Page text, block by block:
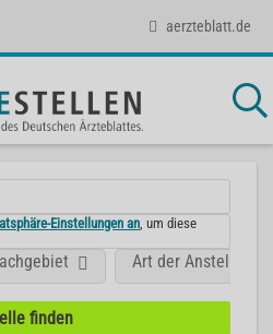
aerzteblatt.de
Einstellungen an , um diese
Art der Anstellung